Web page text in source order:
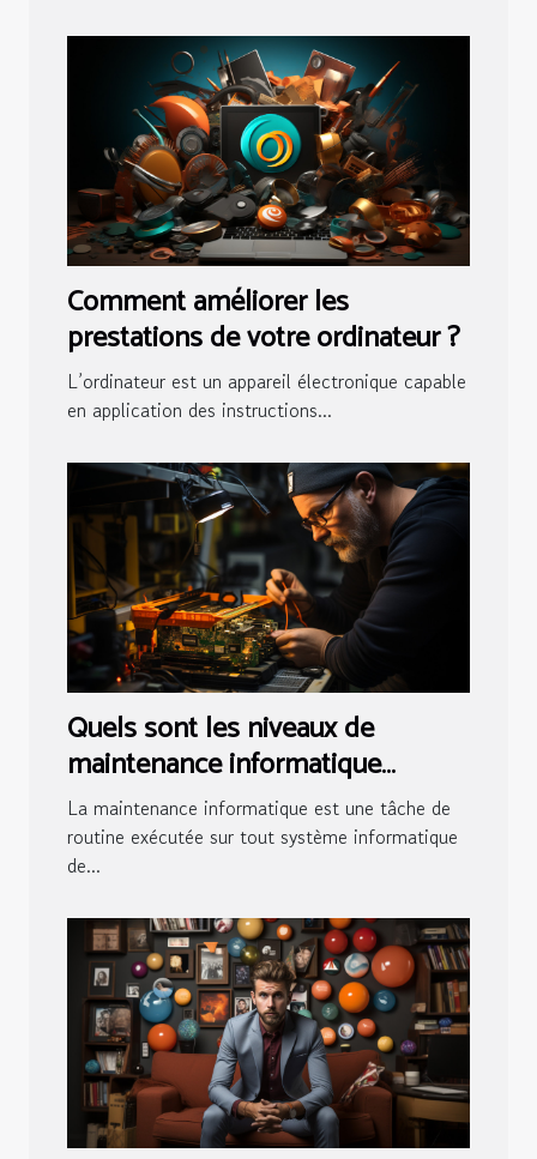
Comment améliorer les
prestations de votre ordinateur ?
L’ordinateur est un appareil électronique capable
en application des instructions...
Quels sont les niveaux de
maintenance informatique
existants ?
La maintenance informatique est une tâche de
routine exécutée sur tout système informatique
de...